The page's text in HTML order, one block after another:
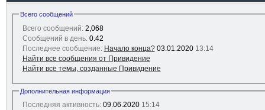
Всего сообщений
Всего сообщений:2,068
Сообщений в день:0.42
Последнее сообщение: Начало конца?03.01.2020 13:14
Найти все сообщения от Привидение
Найти все темы, созданные Привидение
Дополнительная информация
Последняя активность:09.06.2020 15:14